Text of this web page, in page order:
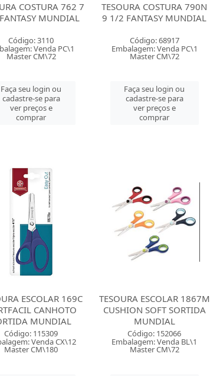
COSTURA 762 7
MUNDIAL
Código: 3110
Venda PC\1
Master CM\72
Faça seu login ou
cadastre-se para
ver preços e
comprar
TESOURA COSTURA 790N
9 1/2 FANTASY MUNDIAL
Código: 68917
Embalagem: Venda PC\1
Master CM\72
Faça seu login ou
cadastre-se para
ver preços e
comprar
ESCOLAR 169C
CANHOTO
MUNDIAL
Código: 115309
Venda CX\12
Master CM\180
TESOURA ESCOLAR 1867M
CUSHION SOFT SORTIDA
MUNDIAL
Código: 152066
Embalagem: Venda BL\1
Master CM\72